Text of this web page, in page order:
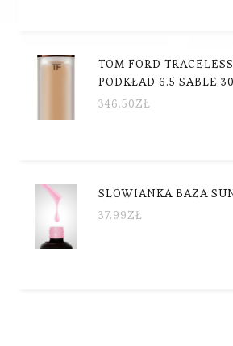
TOM FORD
PODKŁAD 6.5 SABLE
346.50ZŁ
SLOWIANKA BAZA
37.99ZŁ